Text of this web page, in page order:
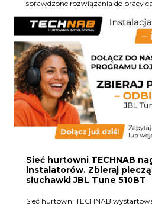
sprawdzone rozwiązania do pracy
Sieć hurtowni TECHNAB
instalatorów. Zbieraj
słuchawki JBL Tune 510BT
Sieć hurtowni TECHNAB